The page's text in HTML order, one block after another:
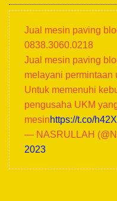
Jual mesin paving
0838.3060.0218
Jual mesin paving
melayani permintaan
Untuk memenuhi
pengusaha UKM
mesinhttps://t.co/
— NASRULLAH
2023